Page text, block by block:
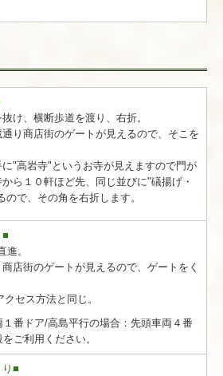
け、横断歩道を渡り、右折。
り商店街のゲートが見えるので、そこを
"高岩寺"というお寺が見えますので門が
ら１０軒ほど先、同じ並びに"礒揚げ・
ので、その角を右折します。
■
進。
店街のゲートが見えるので、ゲートをく
セス方法と同じ。
番ドア/高島平行の場合：先頭車両４番
ご利用ください。
り■